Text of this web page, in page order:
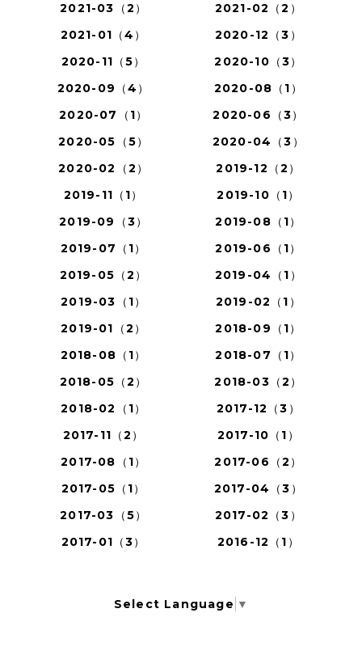
2021-03（2）
2021-02（2）
2021-01（4）
2020-12（3）
2020-11（5）
2020-10（3）
2020-09（4）
2020-08（1）
2020-07（1）
2020-06（3）
2020-05（5）
2020-04（3）
2020-02（2）
2019-12（2）
2019-11（1）
2019-10（1）
2019-09（3）
2019-08（1）
2019-07（1）
2019-06（1）
2019-05（2）
2019-04（1）
2019-03（1）
2019-02（1）
2019-01（2）
2018-09（1）
2018-08（1）
2018-07（1）
2018-05（2）
2018-03（2）
2018-02（1）
2017-12（3）
2017-11（2）
2017-10（1）
2017-08（1）
2017-06（2）
2017-05（1）
2017-04（3）
2017-03（5）
2017-02（3）
2017-01（3）
2016-12（1）
Select Language ▼